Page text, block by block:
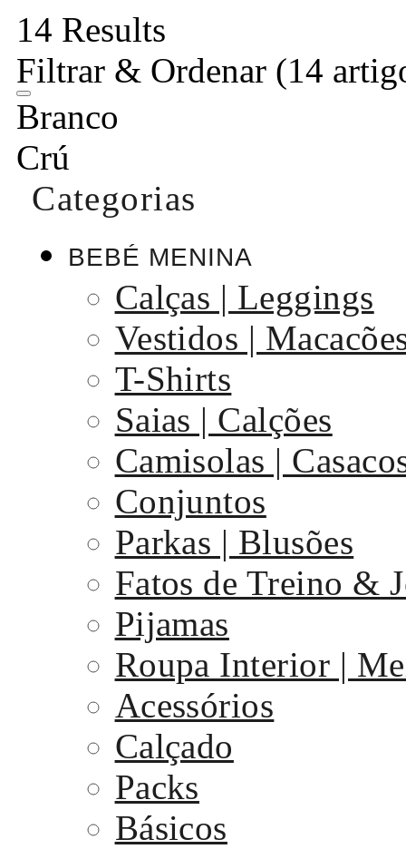
14 Results
Filtrar & Ordenar (14
Branco
Crú
Categorias
BEBÉ MENINA
Calças | Leggings
Vestidos |
T-Shirts
Saias | Calções
Camisolas |
Conjuntos
Parkas | Blusões
Fatos de Treino &
Pijamas
Roupa Interior |
Acessórios
Calçado
Packs
Básicos